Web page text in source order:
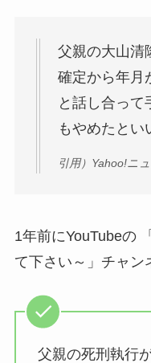
父親の大山清
確定から年月
と話し合って
もやめたとい
引用）Yahoo!ニ
1年前にYouTubeの
て下さい～」チャン
父親の死刑執行